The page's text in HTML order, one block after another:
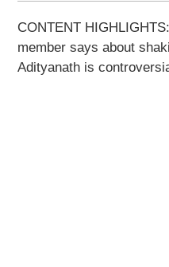
CONTENT
member says about
Adityanath is